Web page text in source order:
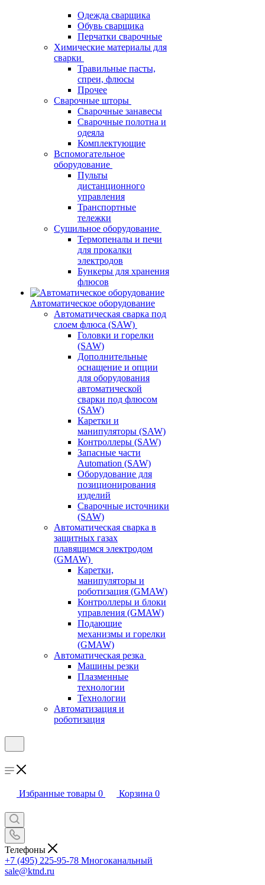
Одежда сварщика
Обувь сварщика
Перчатки сварочные
Химические материалы для
сварки
Травильные пасты,
спреи, флюсы
Прочее
Сварочные шторы
Сварочные занавесы
Сварочные полотна и
одеяла
Комплектующие
Вспомогательное
оборудование
Пульты
дистанционного
управления
Транспортные
тележки
Сушильное оборудование
Термопеналы и печи
для прокалки
электродов
Бункеры для хранения
флюсов
Автоматическое оборудование
Автоматическая сварка под
слоем флюса (SAW)
Головки и горелки
(SAW)
Дополнительные
оснащение и опции
для оборудования
автоматической
сварки под флюсом
(SAW)
Каретки и
манипуляторы (SAW)
Контроллеры (SAW)
Запасные части
Automation (SAW)
Оборудование для
позиционирования
изделий
Сварочные источники
(SAW)
Автоматическая сварка в
защитных газах
плавящимся электродом
(GMAW)
Каретки,
манипуляторы и
роботизация (GMAW)
Контроллеры и блоки
управления (GMAW)
Подающие
механизмы и горелки
(GMAW)
Автоматическая резка
Машины резки
Плазменные
технологии
Технологии
Автоматизация и
роботизация
Избранные товары 0 Корзина 0
Телефоны
+7 (495) 225-95-78 Многоканальный
sale@ktnd.ru